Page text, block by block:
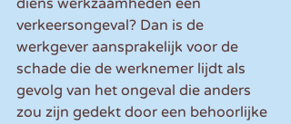
diens werkzaamheden een
verkeersongeval? Dan is de
werkgever aansprakelijk voor de
schade die de werknemer lijdt als
gevolg van het ongeval die anders
zou zijn gedekt door een behoorlijke